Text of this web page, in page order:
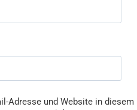
Adresse und Website in